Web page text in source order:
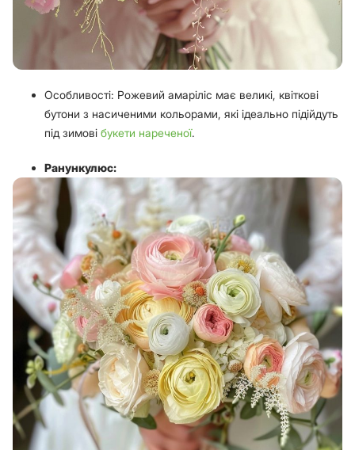
Особливості: Рожевий амаріліс має великі, квіткові
бутони з насиченими кольорами, які ідеально підійдуть
під зимові букети нареченої.
Ранункулюс: